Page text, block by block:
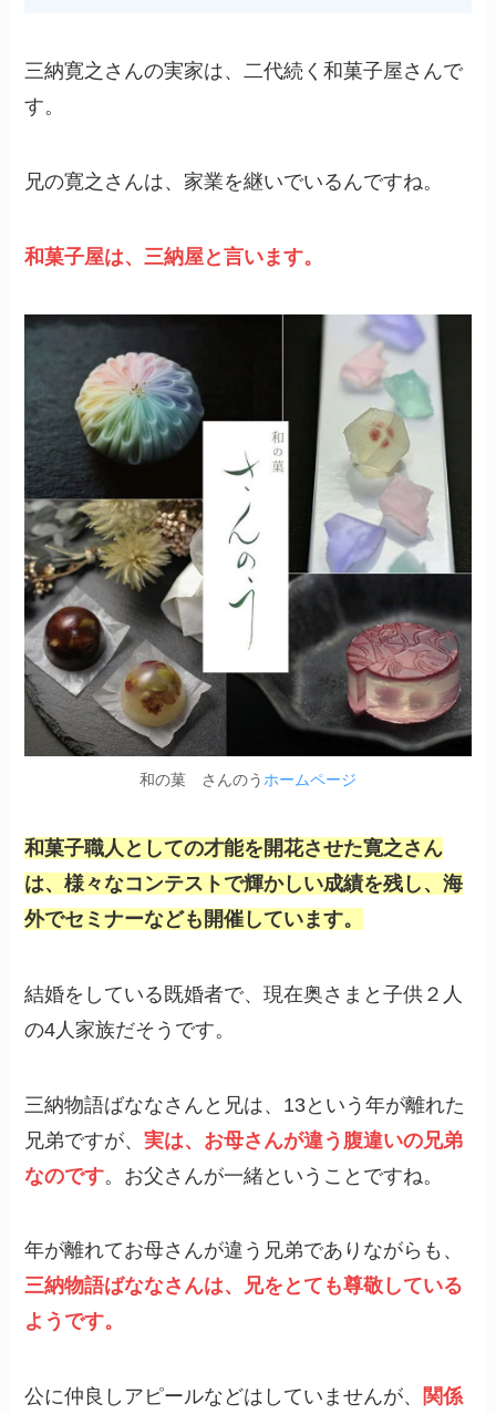
三納寛之さんの実家は、二代続く和菓子屋さんで
す。
兄の寛之さんは、家業を継いでいるんですね。
和菓子屋は、三納屋と言います。
和の菓 さんのう ホームページ
和菓子職人としての才能を開花させた寛之さん
は、様々なコンテストで輝かしい成績を残し、海
外でセミナーなども開催しています。
結婚をしている既婚者で、現在奥さまと子供２人
の4人家族だそうです。
三納物語ばななさんと兄は、13という年が離れた
兄弟ですが、実は、お母さんが違う腹違いの兄弟
なのです。お父さんが一緒ということですね。
年が離れてお母さんが違う兄弟でありながらも、
三納物語ばななさんは、兄をとても尊敬している
ようです。
公に仲良しアピールなどはしていませんが、 関係